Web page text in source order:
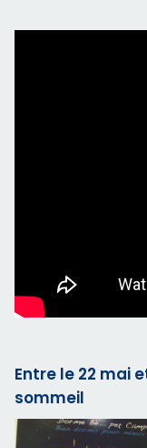
Entre le 22 mai
sommeil